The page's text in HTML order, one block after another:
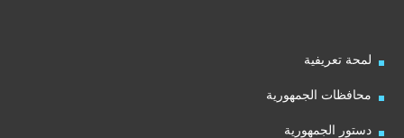
لمحة تعريفية
محافظات الجمهورية
دستور الجمهورية